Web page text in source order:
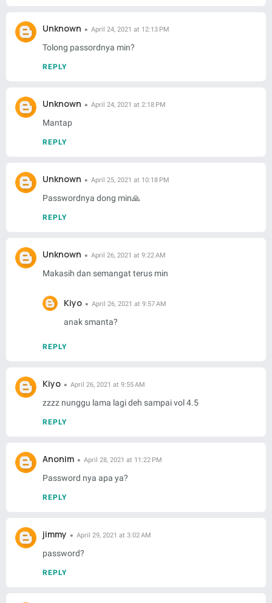
Unknown April 24, 2021 at 12:13 PM
Tolong passordnya min?
REPLY
Unknown April 24, 2021 at 2:18 PM
Mantap
REPLY
Unknown April 25, 2021 at 10:18 PM
Passwordnya dong min🙏
REPLY
Unknown April 26, 2021 at 9:22 AM
Makasih dan semangat terus min
REPLY
Kiyo April 26, 2021 at 9:57 AM
anak smanta?
Kiyo April 26, 2021 at 9:55 AM
zzzz nunggu lama lagi deh sampai vol 4.5
REPLY
Anonim April 28, 2021 at 11:22 PM
Password nya apa ya?
REPLY
jimmy April 29, 2021 at 3:02 AM
password?
REPLY